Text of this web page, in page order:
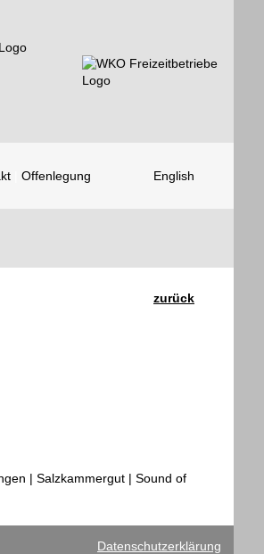
Offenlegung English
zurück
| Salzkammergut | Sound of
Datenschutzerklärung